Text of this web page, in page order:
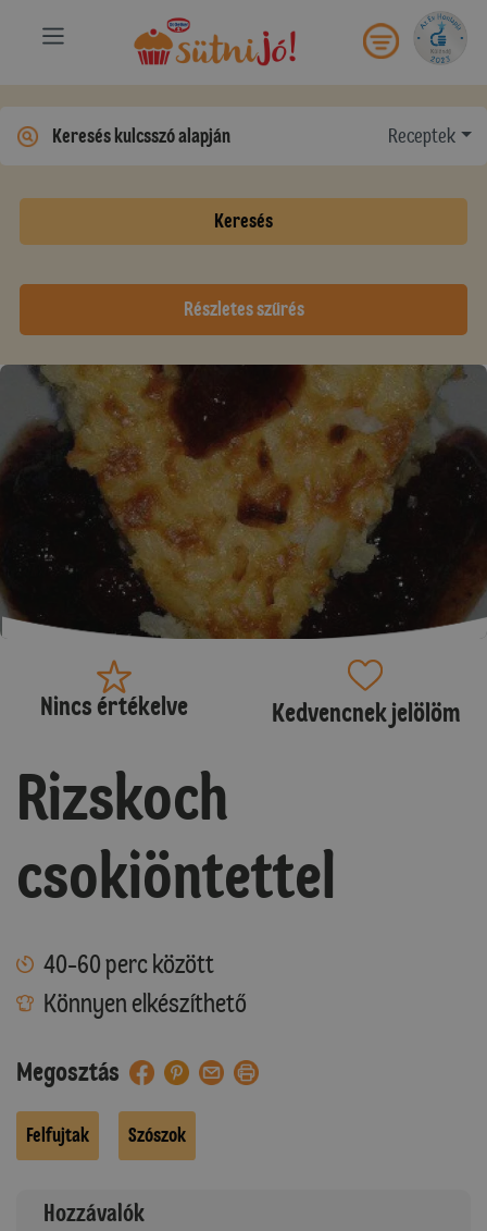
Receptek
Keresés
Részletes szűrés
Nincs értékelve Kedvencnek jelölöm
Rizskoch
csokiöntettel
40-60 perc között
Könnyen elkészíthető
Megosztás
Felfujtak Szószok
Hozzávalók